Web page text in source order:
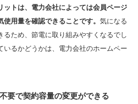
ットは、電力会社によっては会員ページ
用量を確認できることです。 気になる
るため、節電に取り組みやすくなるでし
いるかどうかは、電力会社のホームペー
要で契約容量の変更ができる